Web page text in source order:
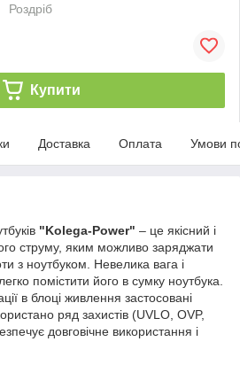
Роздріб
Купити
Доставка Оплата Умови
"Kolega-Power" – це якісний і
струму, яким можливо заряджати
з ноутбуком. Невелика вага і
помістити його в сумку ноутбука.
в блоці живлення застосовані
ряд захистів (UVLO, OVP,
довговічне використання і